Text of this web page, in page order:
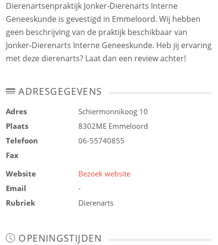
Dierenartsenpraktijk Jonker-Dierenarts Interne
Geneeskunde is gevestigd in Emmeloord. Wij hebben
geen beschrijving van de praktijk beschikbaar van
Jonker-Dierenarts Interne Geneeskunde. Heb jij ervaring
met deze dierenarts? Laat dan een review achter!
ADRESGEGEVENS
Adres
Schiermonnikoog 10
Plaats
8302ME Emmeloord
Telefoon
06-55740855
Fax
Website
Bezoek website
Email
-
Rubriek
Dierenarts
OPENINGSTIJDEN